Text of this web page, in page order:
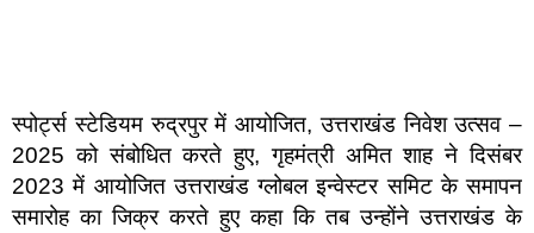
स्पोर्ट्स स्टेडियम रुद्रपुर में आयोजित, उत्तराखंड निवेश उत्सव –
2025 को संबोधित करते हुए, गृहमंत्री अमित शाह ने दिसंबर
2023 में आयोजित उत्तराखंड ग्लोबल इन्वेस्टर समिट के समापन
समारोह का जिक्र करते हुए कहा कि तब उन्होंने उत्तराखंड के